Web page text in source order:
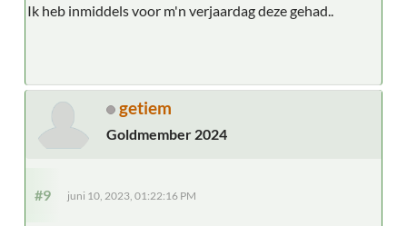
Ik heb inmiddels voor m'n verjaardag deze gehad..
getiem
Goldmember 2024
#9 juni 10, 2023, 01:22:16 PM